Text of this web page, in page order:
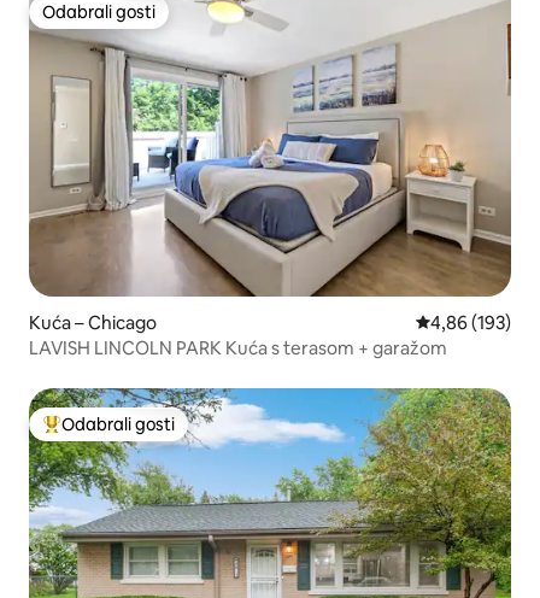
Odabrali gosti
Odabrali gosti
Kuća – Chicago Prosječna
4,86 (193)
LAVISH LINCOLN PARK Kuća s terasom + garažom
Među najviše rangiranima s oznakom „Odabrali gosti”
Odabrali gosti